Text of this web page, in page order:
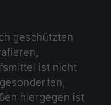
geschützten
ist nicht
hiergegen ist